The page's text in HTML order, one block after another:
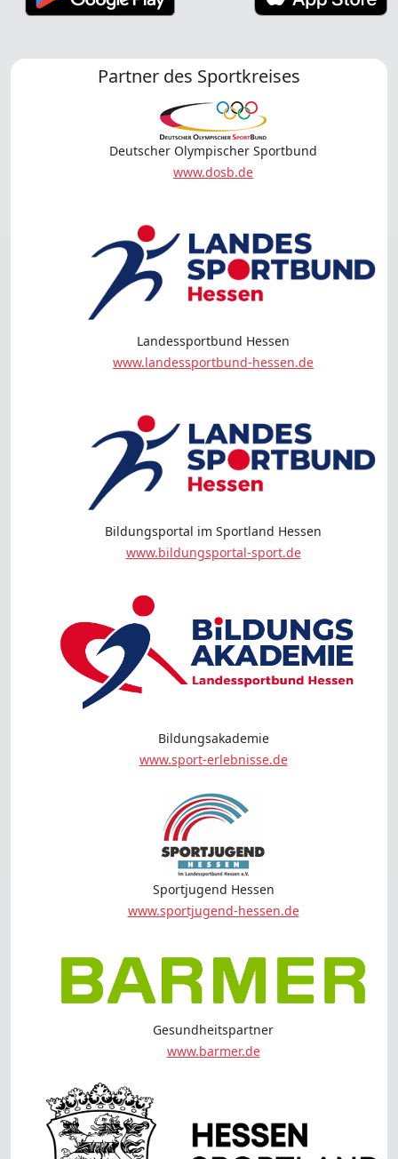
Partner des Sportkreises
Deutscher Olympischer Sportbund
www.dosb.de
Landessportbund Hessen
www.landessportbund-hessen.de
Bildungsportal im Sportland Hessen
www.bildungsportal-sport.de
Bildungsakademie
www.sport-erlebnisse.de
Sportjugend Hessen
www.sportjugend-hessen.de
Gesundheitspartner
www.barmer.de